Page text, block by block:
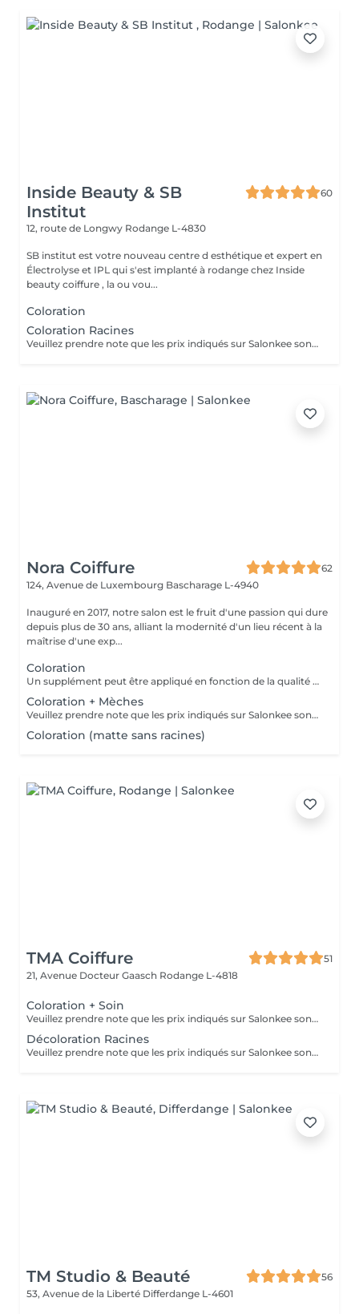
Inside Beauty & SB
Institut
60
12, route de Longwy Rodange L-4830
SB institut est votre nouveau centre d esthétique et expert en
Électrolyse et IPL qui s'est implanté à rodange chez Inside
beauty coiffure , la ou vou...
Coloration
Coloration Racines
Veuillez prendre note que les prix indiqués sur Salonkee sont communiqués à titre informatif et s'entendent de base. Ces derniers sont susceptibles de varier selon le diagnostic réalisé à votre arrivée au salon et l'expertise du professionnel à qui vous confiez votre beauté. Dans tous les cas, un devis précis vous sera proposé et toutes réalisations de prestations seront effectuées avec votre accord. Un grand merci d'avance pour votre compréhension. Au plaisir de vous recevoir très vite.
Nora Coiffure
62
124, Avenue de Luxembourg Bascharage L-4940
Inauguré en 2017, notre salon est le fruit d'une passion qui dure
depuis plus de 30 ans, alliant la modernité d'un lieu récent à la
maîtrise d'une exp...
Coloration
Un supplément peut être appliqué en fonction de la qualité du cheveux et du résultat souhaité. Dans tous les cas, un devis précis vous sera proposé et toutes réalisations de prestations seront effectuées avec votre accord.
Coloration + Mèches
Veuillez prendre note que les prix indiqués sur Salonkee sont communiqués à titre informatif et s'entendent de base. Ces derniers sont susceptibles de varier selon le diagnostic réalisé à votre arrivée au salon et l'expertise du professionnel à qui vous confiez votre beauté. Dans tous les cas, un devis précis vous sera proposé et toutes réalisations de prestations seront effectuées avec votre accord. Un grand merci d'avance pour votre compréhension. Au plaisir de vous revoir très vite.
Coloration (matte sans racines)
TMA Coiffure
51
21, Avenue Docteur Gaasch Rodange L-4818
Coloration + Soin
Veuillez prendre note que les prix indiqués sur Salonkee sont communiqués à titre informatif et s'entendent de base. Ces derniers sont susceptibles de varier selon le diagnostic réalisé à votre arrivée au salon et l'expertise du professionnel à qui vous confiez votre beauté. Dans tous les cas, un devis précis vous sera proposé et toutes réalisations de prestations seront effectuées avec votre accord. Un grand merci d'avance pour votre compréhension. Au plaisir de vous revoir très vite.
Décoloration Racines
Veuillez prendre note que les prix indiqués sur Salonkee sont communiqués à titre informatif et s'entendent de base. Ces derniers sont susceptibles de varier selon le diagnostic réalisé à votre arrivée au salon et l'expertise du professionnel à qui vous confiez votre beauté. Dans tous les cas, un devis précis vous sera proposé et toutes réalisations de prestations seront effectuées avec votre accord. Un grand merci d'avance pour votre compréhension. Au plaisir de vous revoir très vite.
TM Studio & Beauté
56
53, Avenue de la Liberté Differdange L-4601